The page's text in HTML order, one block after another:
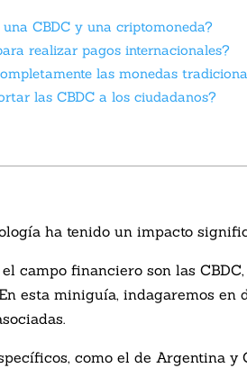
CBDC y una criptomoneda?
realizar pagos internacionales?
las monedas
las CBDC a los ciudadanos?
ha tenido un impacto
campo financiero son las
esta miniguía, indagaremos en
como el de Argentina